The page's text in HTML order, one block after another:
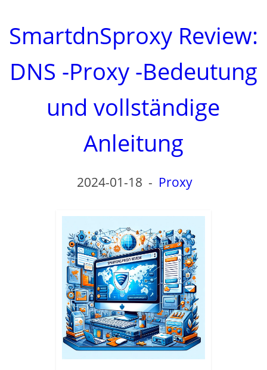
SmartdnSproxy Review:
DNS -Proxy -Bedeutung
und vollständige
Anleitung
2024-01-18 - Proxy